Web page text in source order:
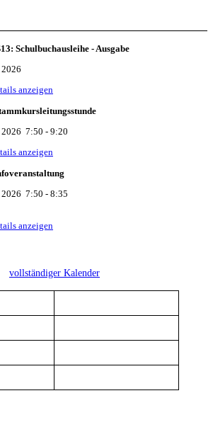
Schulbuchausleihe - Ausgabe
anzeigen
7:50 - 9:20
anzeigen
7:50 - 8:35
anzeigen
vollständiger Kalender